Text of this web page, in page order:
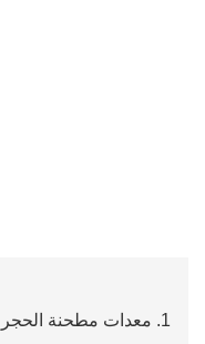
1. معدات مطحنة